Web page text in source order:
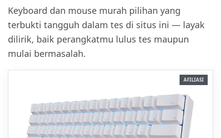
Keyboard dan mouse murah pilihan yang
terbukti tangguh dalam tes di situs ini — layak
dilirik, baik perangkatmu lulus tes maupun
mulai bermasalah.
AFILIASI